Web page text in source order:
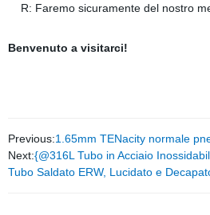
R: Faremo sicuramente del nostro
Benvenuto a visitarci!
Previous:1.65mm TENacity normale
Next:{@316L Tubo in Acciaio
Tubo Saldato ERW, Lucidato e